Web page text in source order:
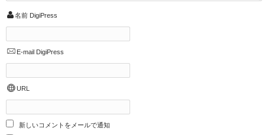
名前 DigiPress
E-mail DigiPress
URL
新しいコメントをメールで通知